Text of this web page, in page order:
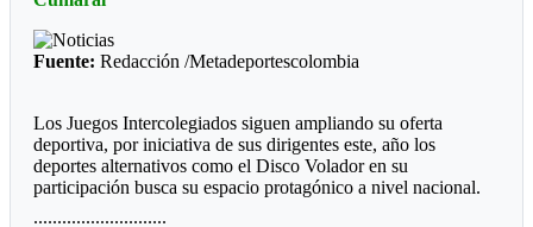
*Reacciones*
Como era de esperarse, las redes sociales reaccionaron de
almorzaría un perfume de la marca Lattafa, mientras algunos
recordaron la famosa frase de Teófilo Gutiérrez: “Perfume
europeo, papi”. En pocas horas, la publicación acumuló miles
de reacciones.
Fuente: Redacción /Metadeportescolombia
Los Juegos Intercolegiados siguen ampliando su oferta
deportiva, por iniciativa de sus dirigentes este, año los
deportes alternativos como el Disco Volador en su
participación busca su espacio protagónico a nivel nacional.
............................